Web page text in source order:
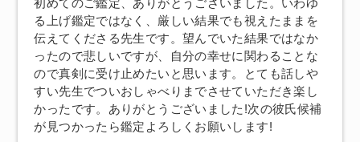
る上げ鑑定ではなく、厳しい結果でも視えたままを
伝えてくださる先生です。望んでいた結果ではなか
ったので悲しいですが、自分の幸せに関わることな
ので真剣に受け止めたいと思います。とても話しや
すい先生でついおしゃべりまでさせていただき楽し
かったです。ありがとうございました!次の彼氏候補
が見つかったら鑑定よろしくお願いします!